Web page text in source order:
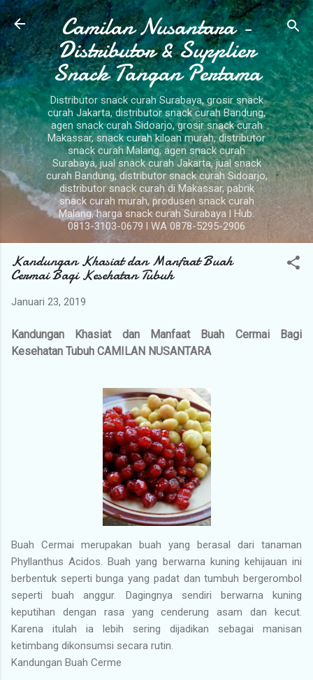
Langsung ke konten utama
Camilan Nusantara -
Distributor & Supplier
Snack Tangan Pertama
Distributor snack curah Surabaya, grosir snack
curah Jakarta, distributor snack curah Bandung,
agen snack curah Sidoarjo, grosir snack curah
Makassar, snack curah kiloan murah, distributor
snack curah Malang, agen snack curah
Surabaya, jual snack curah Jakarta, jual snack
curah Bandung, distributor snack curah Sidoarjo,
distributor snack curah di Makassar, pabrik
snack curah murah, produsen snack curah
Malang, harga snack curah Surabaya l Hub.
0813-3103-0679 l WA 0878-5295-2906
Kandungan Khasiat dan Manfaat Buah
Cermai Bagi Kesehatan Tubuh
Januari 23, 2019
Kandungan Khasiat dan Manfaat Buah Cermai Bagi
Kesehatan Tubuh CAMILAN NUSANTARA
Buah Cermai merupakan buah yang berasal dari tanaman
Phyllanthus Acidos. Buah yang berwarna kuning kehijauan ini
berbentuk seperti bunga yang padat dan tumbuh bergerombol
seperti buah anggur. Dagingnya sendiri berwarna kuning
keputihan dengan rasa yang cenderung asam dan kecut.
Karena itulah ia lebih sering dijadikan sebagai manisan
ketimbang dikonsumsi secara rutin.
Kandungan Buah Cerme